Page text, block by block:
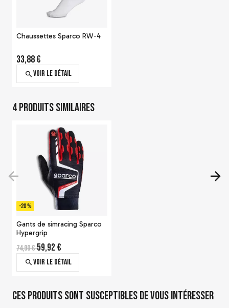
Chaussettes Sparco RW-4
33,88 €
Voir le détail
Bottines Sparco Top
170,61 €
Voir le détail
4 produits similaires
-20 %
Gants de simracing Sparco
Hypergrip
74,90 €59,92 €
Voir le détail
Ces produits sont susceptibles de vous intéresser